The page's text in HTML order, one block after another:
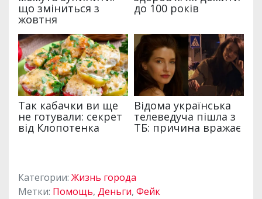
Категории: Жизнь города
Метки: Помощь, Деньги, Фейк